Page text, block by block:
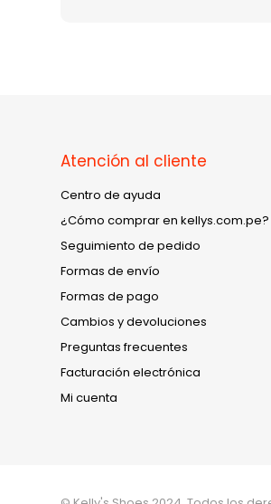
Atención al cliente
Centro de ayuda
¿Cómo comprar en kellys.com.pe?
Seguimiento de pedido
Formas de envío
Formas de pago
Cambios y devoluciones
Preguntas frecuentes
Facturación electrónica
Mi cuenta